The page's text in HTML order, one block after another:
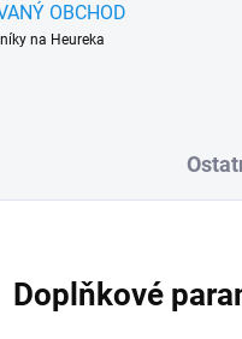
OBCHOD
na Heureka
Doplňkové